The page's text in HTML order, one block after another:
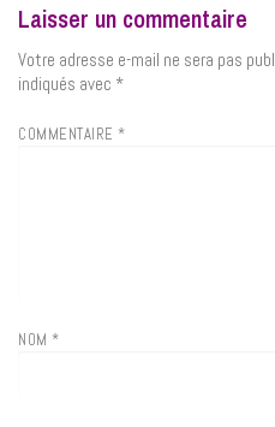
Laisser un commentaire
Votre adresse e-mail ne sera pas
indiqués avec *
COMMENTAIRE *
NOM *